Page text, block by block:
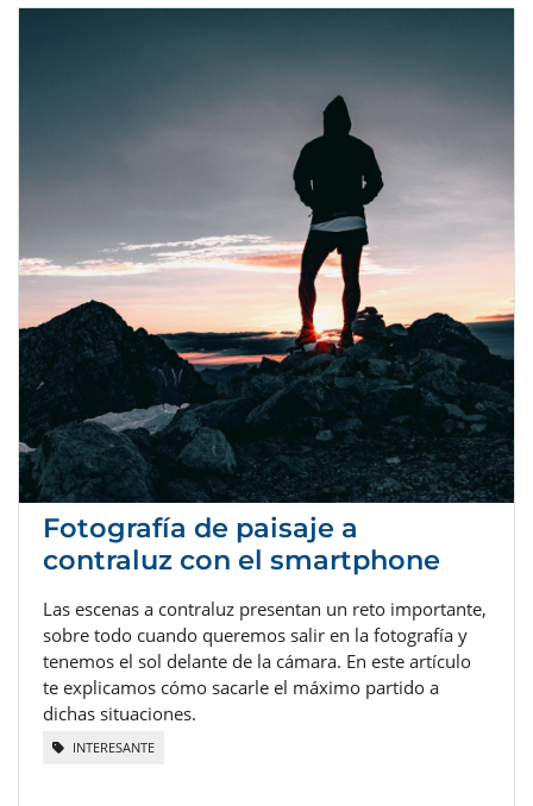
Fotografía de paisaje a
contraluz con el smartphone
Las escenas a contraluz presentan un reto importante,
sobre todo cuando queremos salir en la fotografía y
tenemos el sol delante de la cámara. En este artículo
te explicamos cómo sacarle el máximo partido a
dichas situaciones.
INTERESANTE